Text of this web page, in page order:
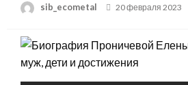
sib_ecometal
Posted
20 февраля 2023